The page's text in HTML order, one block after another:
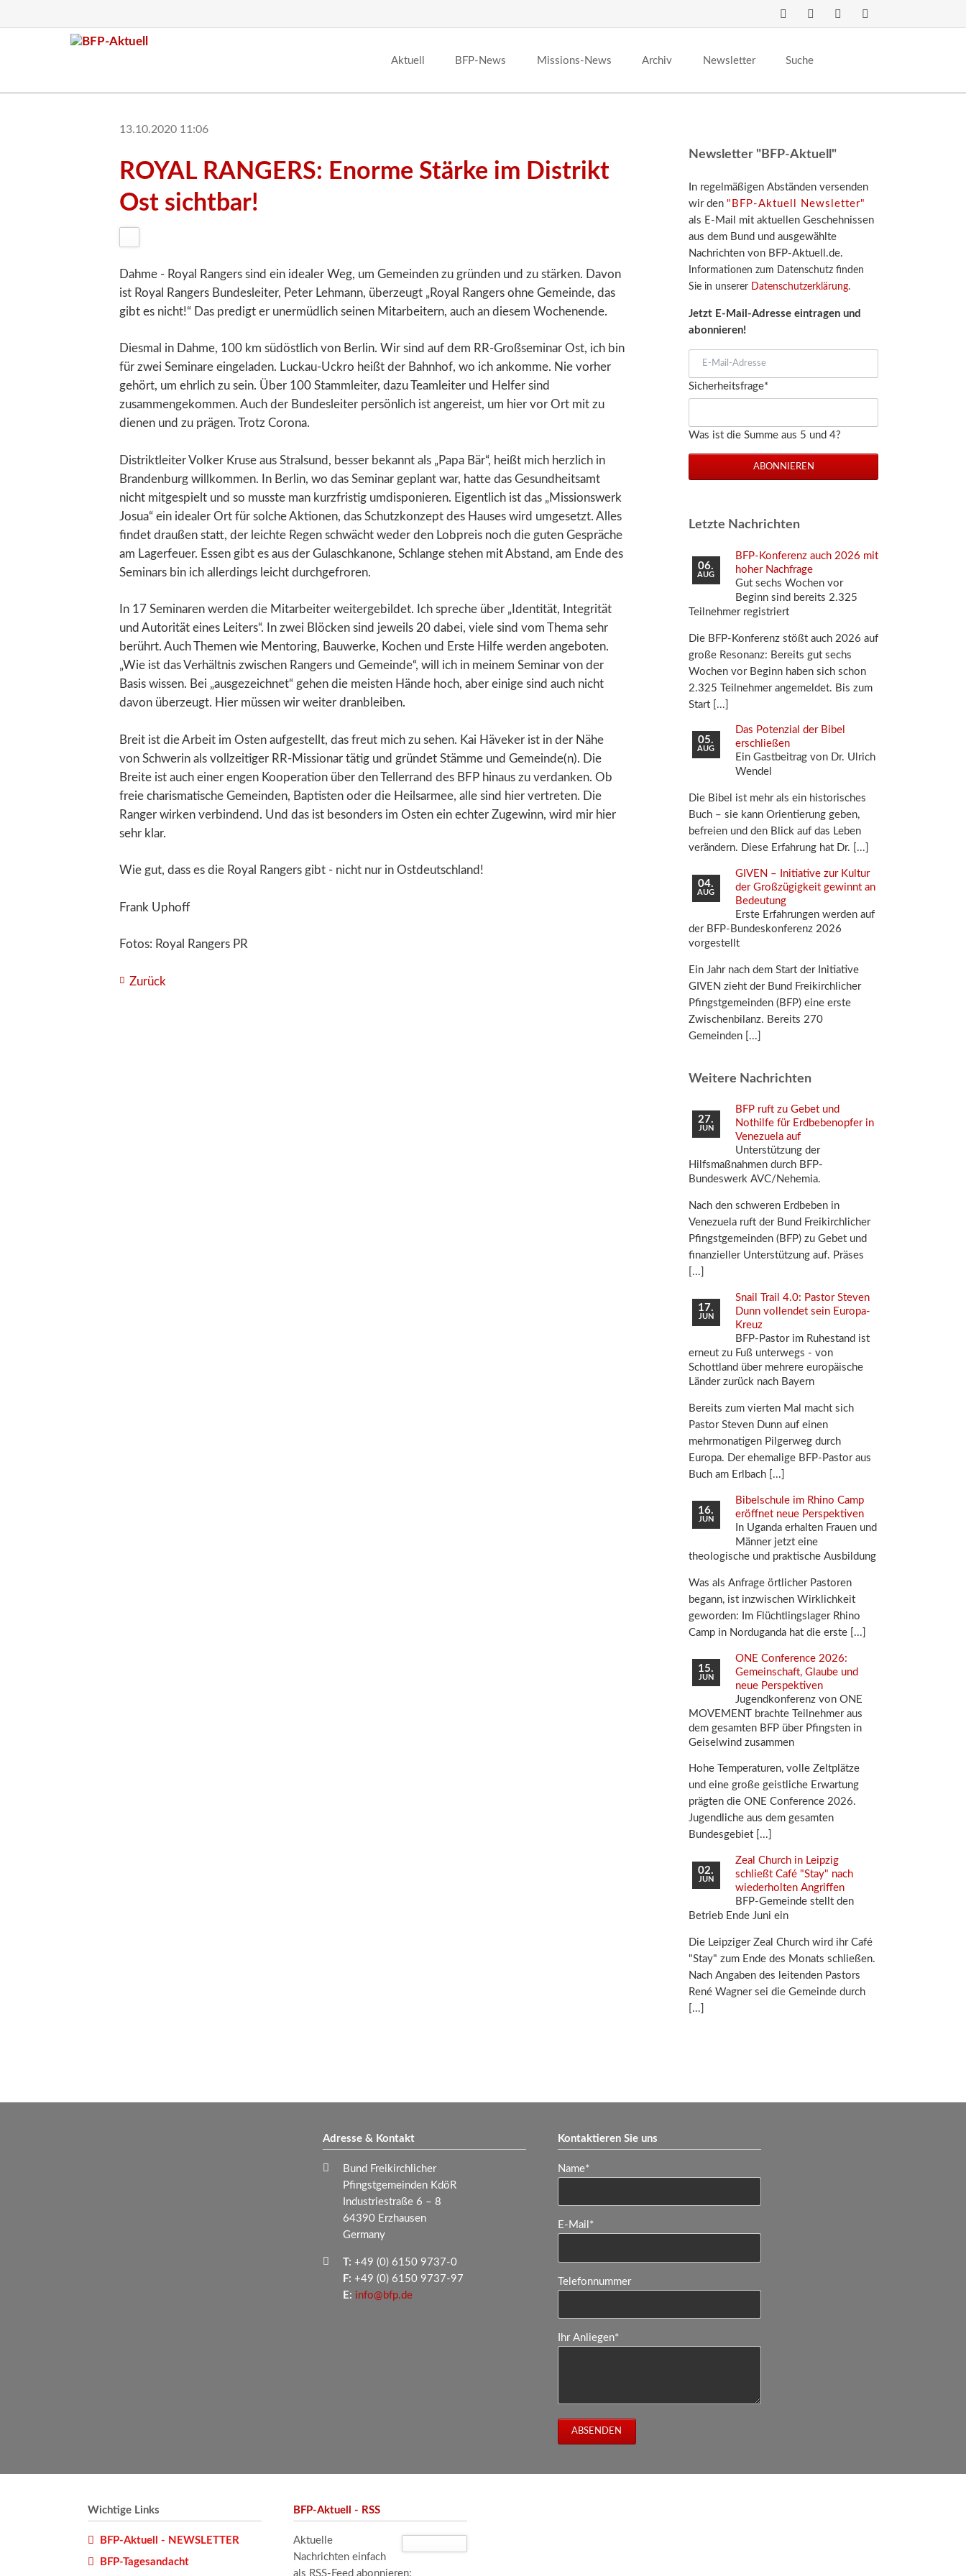
Aktuell BFP-News Missions-News Archiv Newsletter Suche
13.10.2020 11:06
ROYAL RANGERS: Enorme Stärke im Distrikt
Ost sichtbar!
Dahme - Royal Rangers sind ein idealer Weg, um Gemeinden zu gründen und zu stärken. Davon
ist Royal Rangers Bundesleiter, Peter Lehmann, überzeugt „Royal Rangers ohne Gemeinde, das
gibt es nicht!“ Das predigt er unermüdlich seinen Mitarbeitern, auch an diesem Wochenende.
Diesmal in Dahme, 100 km südöstlich von Berlin. Wir sind auf dem RR-Großseminar Ost, ich bin
für zwei Seminare eingeladen. Luckau-Uckro heißt der Bahnhof, wo ich ankomme. Nie vorher
gehört, um ehrlich zu sein. Über 100 Stammleiter, dazu Teamleiter und Helfer sind
zusammengekommen. Auch der Bundesleiter persönlich ist angereist, um hier vor Ort mit zu
dienen und zu prägen. Trotz Corona.
Distriktleiter Volker Kruse aus Stralsund, besser bekannt als „Papa Bär“, heißt mich herzlich in
Brandenburg willkommen. In Berlin, wo das Seminar geplant war, hatte das Gesundheitsamt
nicht mitgespielt und so musste man kurzfristig umdisponieren. Eigentlich ist das „Missionswerk
Josua“ ein idealer Ort für solche Aktionen, das Schutzkonzept des Hauses wird umgesetzt. Alles
findet draußen statt, der leichte Regen schwächt weder den Lobpreis noch die guten Gespräche
am Lagerfeuer. Essen gibt es aus der Gulaschkanone, Schlange stehen mit Abstand, am Ende des
Seminars bin ich allerdings leicht durchgefroren.
In 17 Seminaren werden die Mitarbeiter weitergebildet. Ich spreche über „Identität, Integrität
und Autorität eines Leiters“. In zwei Blöcken sind jeweils 20 dabei, viele sind vom Thema sehr
berührt. Auch Themen wie Mentoring, Bauwerke, Kochen und Erste Hilfe werden angeboten.
„Wie ist das Verhältnis zwischen Rangers und Gemeinde“, will ich in meinem Seminar von der
Basis wissen. Bei „ausgezeichnet“ gehen die meisten Hände hoch, aber einige sind auch nicht
davon überzeugt. Hier müssen wir weiter dranbleiben.
Breit ist die Arbeit im Osten aufgestellt, das freut mich zu sehen. Kai Häveker ist in der Nähe
von Schwerin als vollzeitiger RR-Missionar tätig und gründet Stämme und Gemeinde(n). Die
Breite ist auch einer engen Kooperation über den Tellerrand des BFP hinaus zu verdanken. Ob
freie charismatische Gemeinden, Baptisten oder die Heilsarmee, alle sind hier vertreten. Die
Ranger wirken verbindend. Und das ist besonders im Osten ein echter Zugewinn, wird mir hier
sehr klar.
Wie gut, dass es die Royal Rangers gibt - nicht nur in Ostdeutschland!
Frank Uphoff
Fotos: Royal Rangers PR
Zurück
Newsletter "BFP-Aktuell"
In regelmäßigen Abständen versenden
wir den "BFP-Aktuell Newsletter"
als E-Mail mit aktuellen Geschehnissen
aus dem Bund und ausgewählte
Nachrichten von BFP-Aktuell.de.
Informationen zum Datenschutz finden
Sie in unserer Datenschutzerklärung.
Jetzt E-Mail-Adresse eintragen und
abonnieren!
Adresse
Pflichtfeld
Sicherheitsfrage*
Was ist die Summe aus 5 und 4?
ABONNIEREN
Letzte Nachrichten
06.
AUG
BFP-Konferenz auch 2026 mit
hoher Nachfrage
Gut sechs Wochen vor
Beginn sind bereits 2.325
Teilnehmer registriert
Die BFP-Konferenz stößt auch 2026 auf
große Resonanz: Bereits gut sechs
Wochen vor Beginn haben sich schon
2.325 Teilnehmer angemeldet. Bis zum
Start
05.
AUG
Das Potenzial der Bibel
erschließen
Ein Gastbeitrag von Dr. Ulrich
Wendel
Die Bibel ist mehr als ein historisches
Buch – sie kann Orientierung geben,
befreien und den Blick auf das Leben
verändern. Diese Erfahrung hat Dr.
04.
AUG
GIVEN – Initiative zur Kultur
der Großzügigkeit gewinnt an
Bedeutung
Erste Erfahrungen werden auf
der BFP-Bundeskonferenz 2026
vorgestellt
Ein Jahr nach dem Start der Initiative
GIVEN zieht der Bund Freikirchlicher
Pfingstgemeinden (BFP) eine erste
Zwischenbilanz. Bereits 270
Gemeinden
Weitere Nachrichten
27.
JUN
BFP ruft zu Gebet und
Nothilfe für Erdbebenopfer in
Venezuela auf
Unterstützung der
Hilfsmaßnahmen durch BFP-
Bundeswerk AVC/Nehemia.
Nach den schweren Erdbeben in
Venezuela ruft der Bund Freikirchlicher
Pfingstgemeinden (BFP) zu Gebet und
finanzieller Unterstützung auf. Präses
17.
JUN
Snail Trail 4.0: Pastor Steven
Dunn vollendet sein Europa-
Kreuz
BFP-Pastor im Ruhestand ist
erneut zu Fuß unterwegs - von
Schottland über mehrere europäische
Länder zurück nach Bayern
Bereits zum vierten Mal macht sich
Pastor Steven Dunn auf einen
mehrmonatigen Pilgerweg durch
Europa. Der ehemalige BFP-Pastor aus
Buch am Erlbach
16.
JUN
Bibelschule im Rhino Camp
eröffnet neue Perspektiven
In Uganda erhalten Frauen und
Männer jetzt eine
theologische und praktische Ausbildung
Was als Anfrage örtlicher Pastoren
begann, ist inzwischen Wirklichkeit
geworden: Im Flüchtlingslager Rhino
Camp in Norduganda hat die erste
15.
JUN
ONE Conference 2026:
Gemeinschaft, Glaube und
neue Perspektiven
Jugendkonferenz von ONE
MOVEMENT brachte Teilnehmer aus
dem gesamten BFP über Pfingsten in
Geiselwind zusammen
Hohe Temperaturen, volle Zeltplätze
und eine große geistliche Erwartung
prägten die ONE Conference 2026.
Jugendliche aus dem gesamten
Bundesgebiet
02.
JUN
Zeal Church in Leipzig
schließt Café "Stay" nach
wiederholten Angriffen
BFP-Gemeinde stellt den
Betrieb Ende Juni ein
Die Leipziger Zeal Church wird ihr Café
"Stay" zum Ende des Monats schließen.
Nach Angaben des leitenden Pastors
René Wagner sei die Gemeinde durch
Adresse & Kontakt
Bund Freikirchlicher
Pfingstgemeinden KdöR
Industriestraße 6 – 8
64390 Erzhausen
Germany
T: +49 (0) 6150 9737-0
F: +49 (0) 6150 9737-97
E: info@bfp.de
Kontaktieren Sie uns
Pflichtfeld
Name*
Pflichtfeld
E-Mail *
Telefonnummer
Pflichtfeld
Ihr Anliegen*
ABSENDEN
Wichtige Links
BFP-Aktuell - NEWSLETTER
BFP-Tagesandacht
BFP-Aktuell - RSS
Aktuelle
Nachrichten einfach
als RSS-Feed abonnieren: